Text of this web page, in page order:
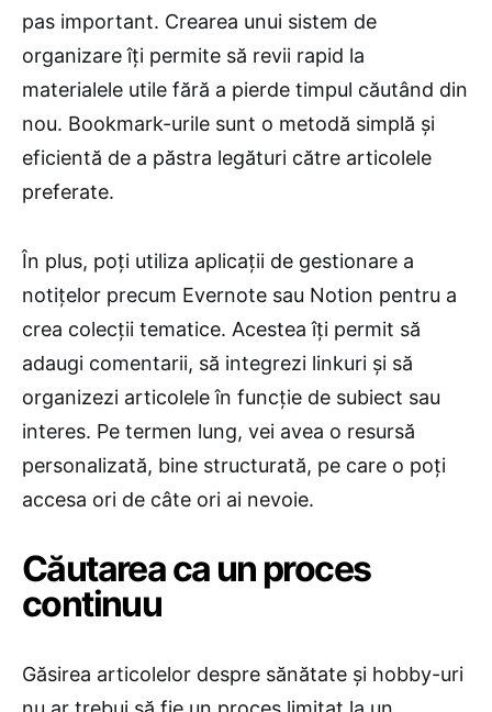
pas important. Crearea unui sistem de
organizare îți permite să revii rapid la
materialele utile fără a pierde timpul căutând din
nou. Bookmark-urile sunt o metodă simplă și
eficientă de a păstra legături către articolele
preferate.
În plus, poți utiliza aplicații de gestionare a
notițelor precum Evernote sau Notion pentru a
crea colecții tematice. Acestea îți permit să
adaugi comentarii, să integrezi linkuri și să
organizezi articolele în funcție de subiect sau
interes. Pe termen lung, vei avea o resursă
personalizată, bine structurată, pe care o poți
accesa ori de câte ori ai nevoie.
Căutarea ca un proces
continuu
Găsirea articolelor despre sănătate și hobby-uri